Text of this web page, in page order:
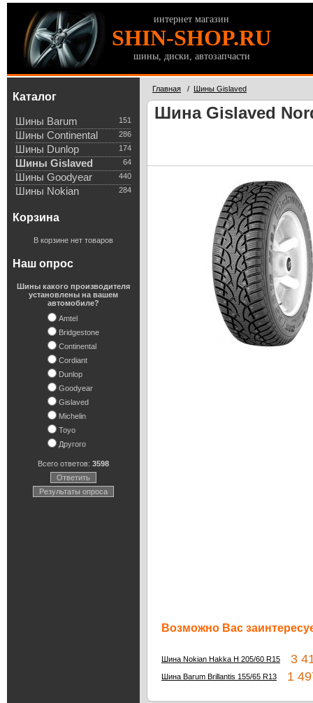
интернет магазин
SHIN-SHOP.RU
шины, диски, автозапчасти
Каталог
151
Шины Barum
286
Шины Continental
174
Шины Dunlop
64
Шины Gislaved
440
Шины Goodyear
284
Шины Nokian
Корзина
В корзине нет товаров
Наш опрос
Шины какого производителя
установлены на вашем
автомобиле?
Amtel
Bridgestone
Continental
Cordiant
Dunlop
Goodyear
Gislaved
Michelin
Toyo
Другого
Всего ответов: 3598
Ответить
Результаты опроса
Главная / Шины Gislaved
Шина Gislaved
Возможно Вас
Шина Nokian Hakka H 205/60 R15 3
Шина Barum Brillantis 155/65 R13 1